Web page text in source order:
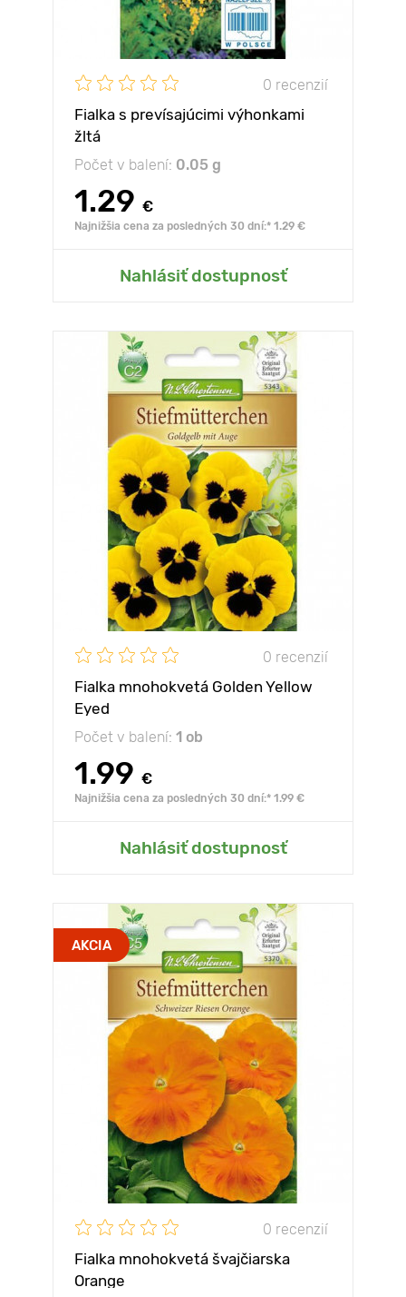
0 recenzií
Fialka s prevísajúcimi výhonkami
žltá
Počet v balení: 0.05 g
1.29 €
Najnižšia cena za posledných 30 dní:* 1.29 €
Nahlásiť dostupnosť
0 recenzií
Fialka mnohokvetá Golden Yellow
Eyed
Počet v balení: 1 ob
1.99 €
Najnižšia cena za posledných 30 dní:* 1.99 €
Nahlásiť dostupnosť
AKCIA
0 recenzií
Fialka mnohokvetá švajčiarska
Orange